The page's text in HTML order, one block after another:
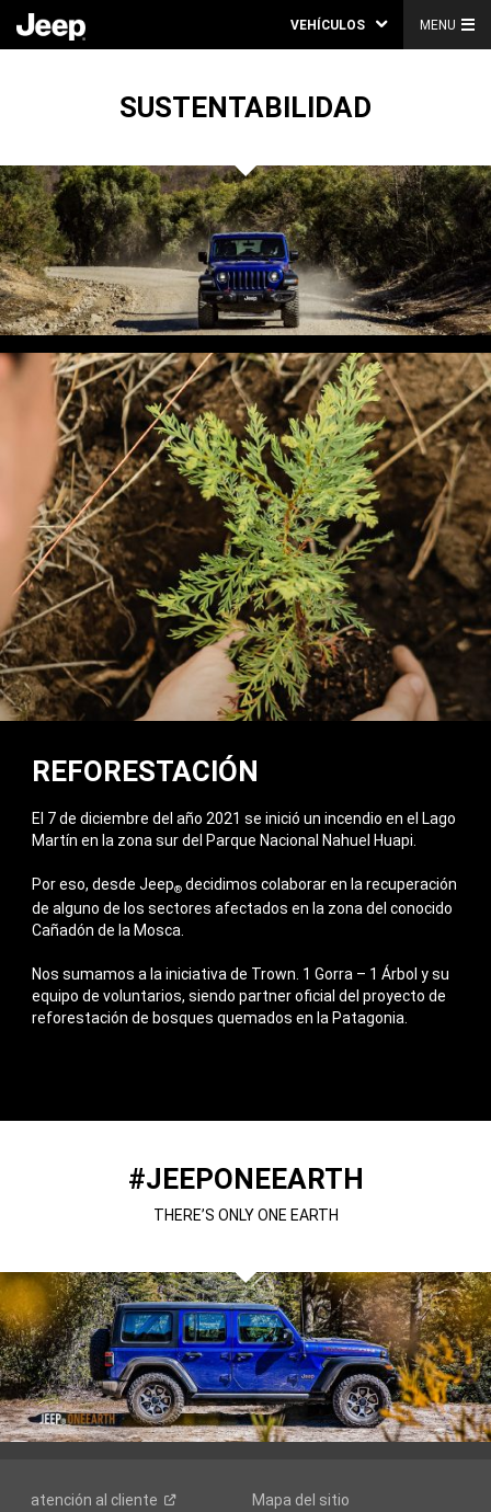
VEHÍCULOS MENU
SUSTENTABILIDAD
REFORESTACIÓN
El 7 de diciembre del año 2021 se inició un incendio en el Lago
Martín en la zona sur del Parque Nacional Nahuel Huapi.
Por eso, desde Jeep® decidimos colaborar en la recuperación
de alguno de los sectores afectados en la zona del conocido
Cañadón de la Mosca.
Nos sumamos a la iniciativa de Trown. 1 Gorra – 1 Árbol y su
equipo de voluntarios, siendo partner oficial del proyecto de
reforestación de bosques quemados en la Patagonia.
#JEEPONEEARTH
THERE’S ONLY ONE EARTH
atención al cliente Mapa del sitio